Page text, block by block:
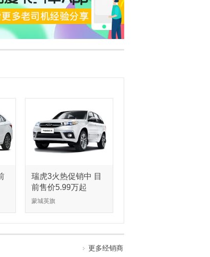
瑞虎3火热促销中 目
前售价5.99万起
蒙城英旗
更多经销商